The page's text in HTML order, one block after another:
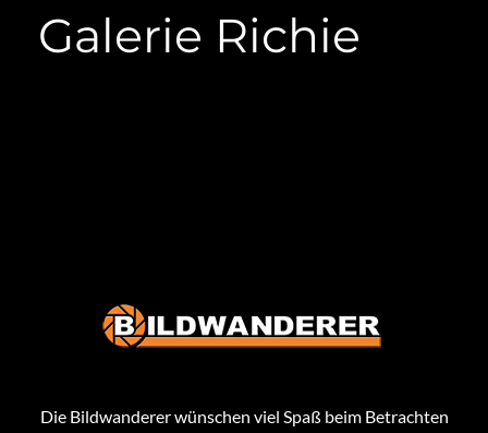
Galerie Richie
Die Bildwanderer wünschen viel Spaß beim Betrachten